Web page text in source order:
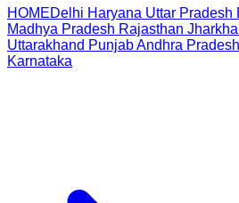
HOMEDelhi Haryana Uttar Pradesh
Madhya Pradesh Rajasthan
Uttarakhand PunjabAndhra Pradesh
Karnataka